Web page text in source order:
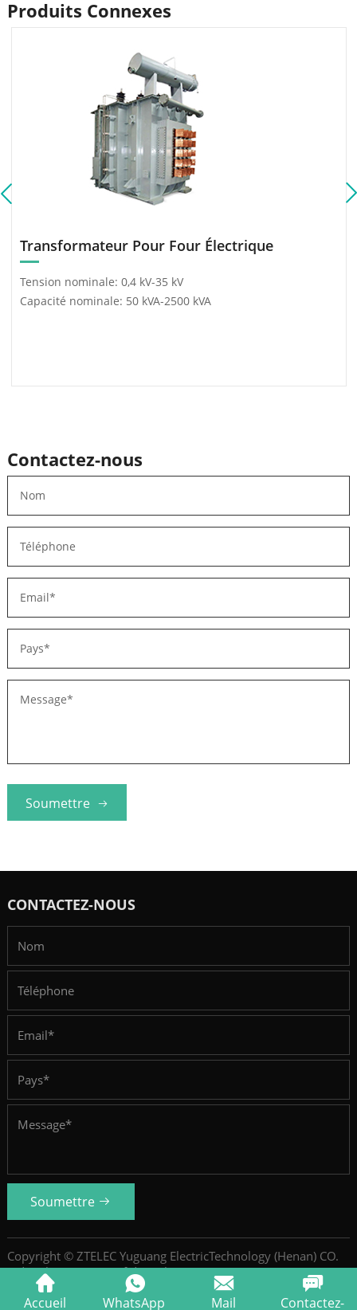
Produits Connexes
Transformateur Pour Four Électrique
Tension nominale: 0,4 kV-35 kV
Capacité nominale: 50 kVA-2500 kVA
Contactez-nous
Soumettre
CONTACTEZ-NOUS
Soumettre
Copyright © ZTELEC Yuguang ElectricTechnology (Henan) CO.
Ltd.Politique De Confidentialité SiteMap
Accueil WhatsApp Mail Contactez-